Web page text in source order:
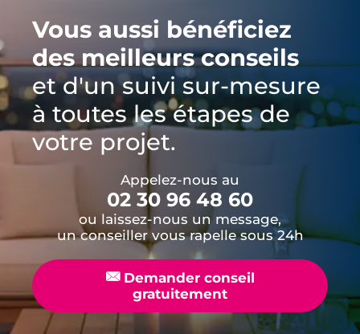
Vous aussi bénéficiez
des meilleurs conseils
et d'un suivi sur-mesure
à toutes les étapes de
votre projet.
Appelez-nous au
02 30 96 48 60
ou laissez-nous un message,
un conseiller vous rapelle sous 24h
📧Demander conseil
gratuitement